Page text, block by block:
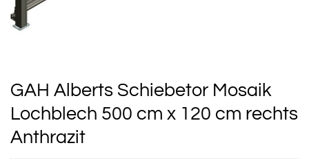
GAH Alberts Schiebetor Mosaik
Lochblech 500 cm x 120 cm rechts
Anthrazit